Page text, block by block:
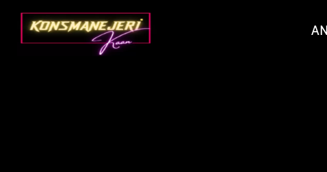
Deprecated: json_decode(): Passing null to parameter #1 ($json) of